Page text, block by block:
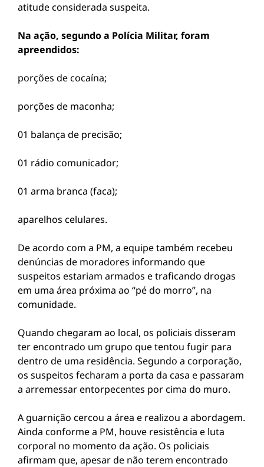
atitude considerada suspeita.
Na ação, segundo a Polícia Militar, foram
apreendidos:
porções de cocaína;
porções de maconha;
01 balança de precisão;
01 rádio comunicador;
01 arma branca (faca);
aparelhos celulares.
De acordo com a PM, a equipe também recebeu
denúncias de moradores informando que
suspeitos estariam armados e traficando drogas
em uma área próxima ao “pé do morro”, na
comunidade.
Quando chegaram ao local, os policiais disseram
ter encontrado um grupo que tentou fugir para
dentro de uma residência. Segundo a corporação,
os suspeitos fecharam a porta da casa e passaram
a arremessar entorpecentes por cima do muro.
A guarnição cercou a área e realizou a abordagem.
Ainda conforme a PM, houve resistência e luta
corporal no momento da ação. Os policiais
afirmam que, apesar de não terem encontrado